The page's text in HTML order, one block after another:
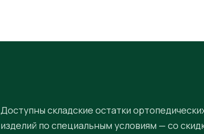
Доступны складские остатки
изделий по специальным условиям — со